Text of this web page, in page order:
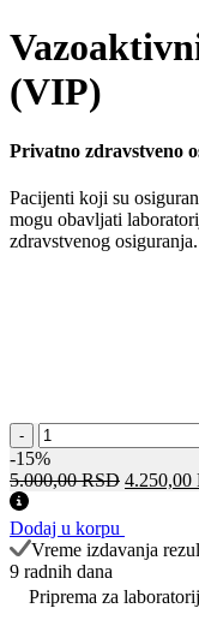
(VIP)
Privatno zdravstveno
Pacijenti koji su
mogu obavljati
zdravstvenog osiguranja.
-
Vazoaktivni
intestinalni
peptid
количина
-15%
5.000,00RSD
била:
5.000,00
4.250,00
Dodaj u korpu
Vreme izdavanja
9 radnih dana
Priprema za